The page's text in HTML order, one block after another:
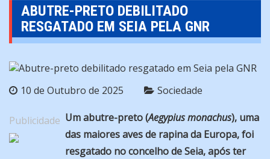
ABUTRE-PRETO DEBILITADO
RESGATADO EM SEIA PELA GNR
10 de Outubro de 2025 Sociedade
Publicidade Um abutre-preto (Aegypius monachus), uma
das maiores aves de rapina da Europa, foi
resgatado no concelho de Seia, após ter